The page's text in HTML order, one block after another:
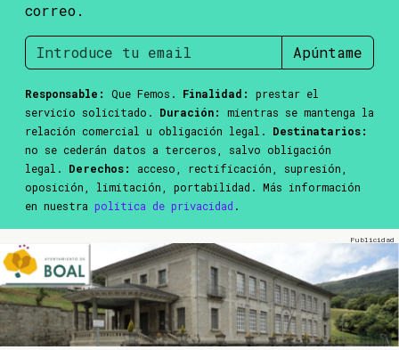
correo.
Apúntame
Responsable: Que Femos. Finalidad:
prestar el
servicio solicitado. Duración:
mientras se mantenga la
relación comercial u obligación legal. Destinatarios:
no se cederán datos a terceros, salvo obligación
legal. Derechos:
acceso, rectificación, supresión,
oposición, limitación, portabilidad. Más información
en nuestra política de privacidad .